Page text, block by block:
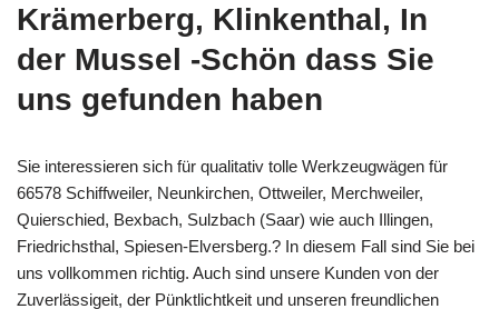
Krämerberg, Klinkenthal, In
der Mussel -Schön dass Sie
uns gefunden haben
Sie interessieren sich für qualitativ tolle Werkzeugwägen für
66578 Schiffweiler, Neunkirchen, Ottweiler, Merchweiler,
Quierschied, Bexbach, Sulzbach (Saar) wie auch Illingen,
Friedrichsthal, Spiesen-Elversberg.? In diesem Fall sind Sie bei
uns vollkommen richtig. Auch sind unsere Kunden von der
Zuverlässigeit, der Pünktlichtkeit und unseren freundlichen